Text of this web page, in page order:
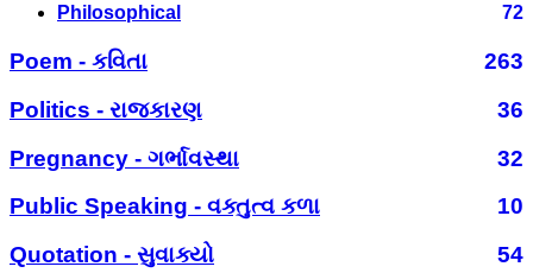
Philosophical 72
Poem - કવિતા
263
Politics - રાજકારણ
36
Pregnancy - ગર્ભાવસ્થા
32
Public Speaking - વક્તુત્વ કળા
10
Quotation - સુવાક્યો
54